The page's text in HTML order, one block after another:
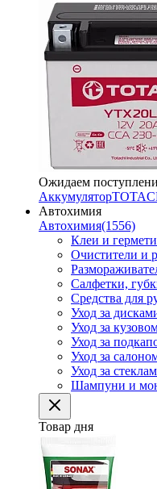
Ожидаем
Аккумулятор
Автохимия
Автохимия(1556)
Клеи и
Очистители и
Салфетки,
Средства для
Уход за
Уход за
Уход за
Уход за
Уход за
Шампуни и
Товар дня